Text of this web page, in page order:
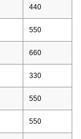
440
550
660
330
550
550